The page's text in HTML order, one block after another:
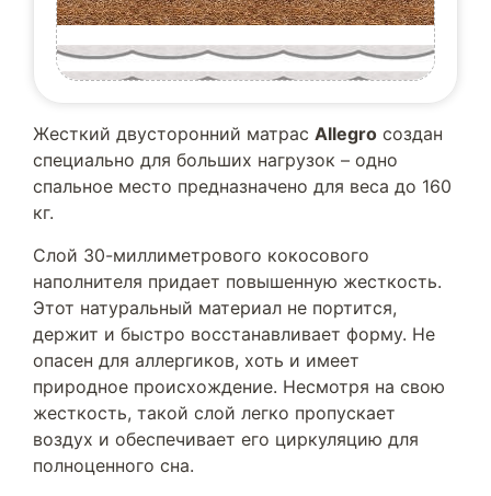
Жесткий двусторонний матрас Allegro создан
специально для больших нагрузок – одно
спальное место предназначено для веса до 160
кг.
Слой 30-миллиметрового кокосового
наполнителя придает повышенную жесткость.
Этот натуральный материал не портится,
держит и быстро восстанавливает форму. Не
опасен для аллергиков, хоть и имеет
природное происхождение. Несмотря на свою
жесткость, такой слой легко пропускает
воздух и обеспечивает его циркуляцию для
полноценного сна.